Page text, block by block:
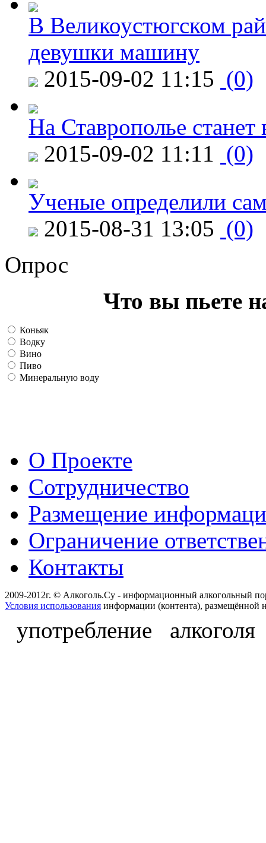
В Великоустюгском
девушки машину
2015-09-02 11:15 (0)
На Ставрополье
2015-09-02 11:11 (0)
Ученые определили
2015-08-31 13:05 (0)
Опрос
Что вы пьете
Коньяк
Водку
Вино
Пиво
Минеральную воду
О Проекте
Сотрудничество
Размещение
Ограничение
Контакты
2009-2012г. © Алкоголь.Су - информационный алкогольный
Условия использования информации (контента), размещённой
употребление